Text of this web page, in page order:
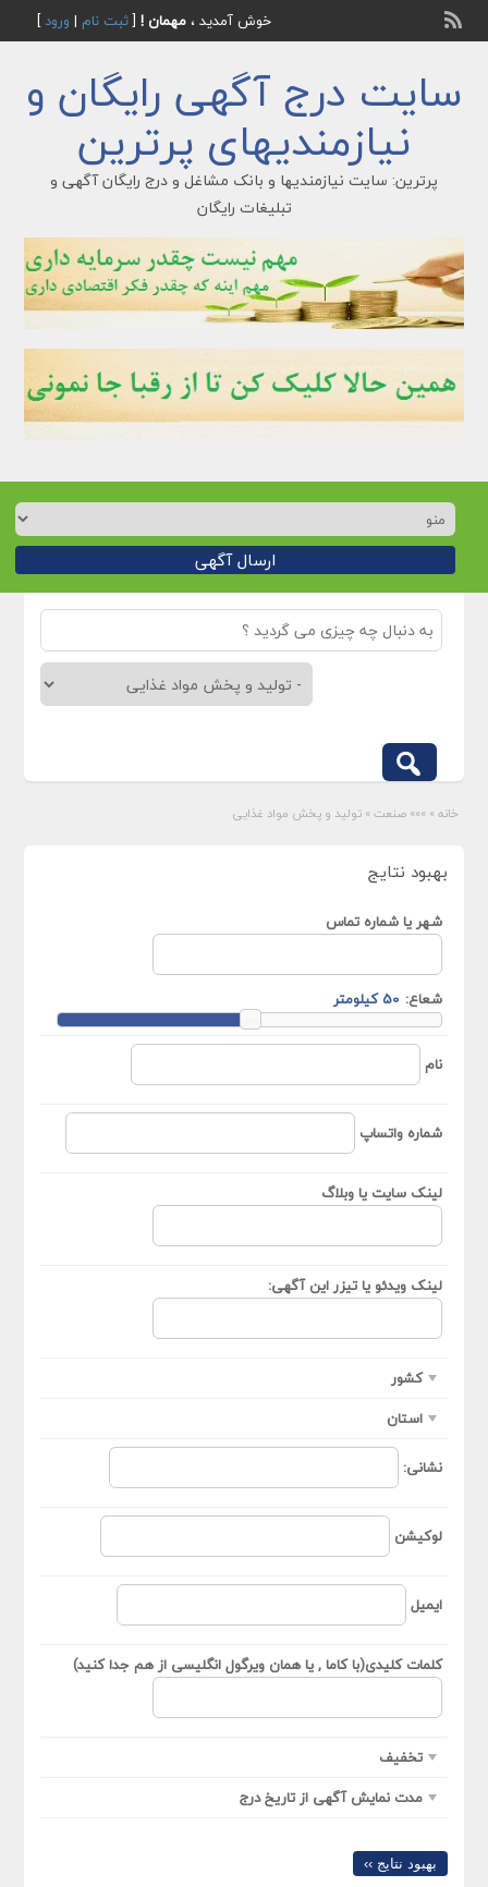
خوش آمدید ، مهمان ![ثبت نام | ورود]
سایت درج آگهی رایگان و
نیازمندیهای پرترین
پرترین: سایت نیازمندیها و بانک مشاغل و درج رایگان آگهی و
تبلیغات رایگان
ارسال آگهی
خانه » »»» صنعت » تولید و پخش مواد غذایی
بهبود نتایج
شهر یا شماره تماس
شعاع:
نام
شماره واتساپ
لینک سایت یا وبلاگ
لینک ویدئو یا تیزر این آگهی:
کشور
استان
نشانی:
لوکیشن
ایمیل
کلمات کلیدی(با کاما , یا همان ویرگول انگلیسی از هم جدا کنید)
تخفیف
مدت نمایش آگهی از تاریخ درج
بهبود نتایج ››